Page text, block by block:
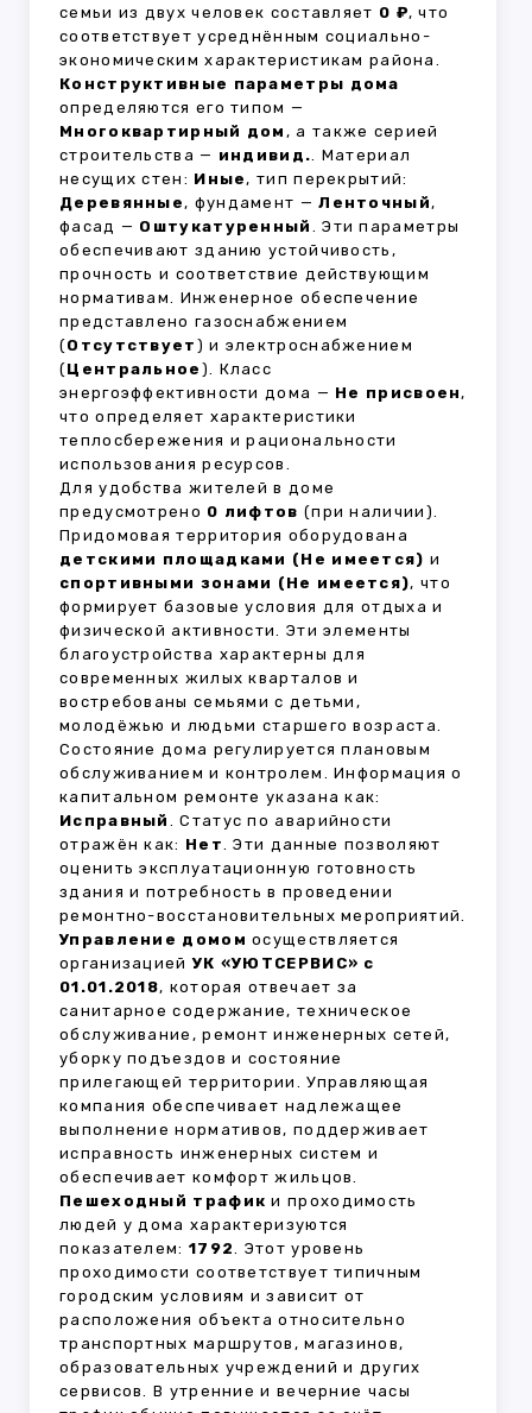
семьи из двух человек составляет 0 ₽, что
соответствует усреднённым социально-
экономическим характеристикам района.
Конструктивные параметры дома
определяются его типом —
Многоквартирный дом , а также серией
строительства — индивид.. Материал
несущих стен: Иные, тип перекрытий:
Деревянные, фундамент —Ленточный,
фасад — Оштукатуренный . Эти параметры
обеспечивают зданию устойчивость,
прочность и соответствие действующим
нормативам. Инженерное обеспечение
представлено газоснабжением
(Отсутствует ) и электроснабжением
(Центральное ). Класс
энергоэффективности дома — Не присвоен,
что определяет характеристики
теплосбережения и рациональности
использования ресурсов.
Для удобства жителей в доме
предусмотрено 0 лифтов (при наличии).
Придомовая территория оборудована
детскими площадками (Не имеется) и
спортивными зонами (Не имеется), что
формирует базовые условия для отдыха и
физической активности. Эти элементы
благоустройства характерны для
современных жилых кварталов и
востребованы семьями с детьми,
молодёжью и людьми старшего возраста.
Состояние дома регулируется плановым
обслуживанием и контролем. Информация о
капитальном ремонте указана как:
Исправный . Статус по аварийности
отражён как: Нет. Эти данные позволяют
оценить эксплуатационную готовность
здания и потребность в проведении
ремонтно-восстановительных мероприятий.
Управление домом осуществляется
организациейУК «УЮТСЕРВИС» с
01.01.2018, которая отвечает за
санитарное содержание, техническое
обслуживание, ремонт инженерных сетей,
уборку подъездов и состояние
прилегающей территории. Управляющая
компания обеспечивает надлежащее
выполнение нормативов, поддерживает
исправность инженерных систем и
обеспечивает комфорт жильцов.
Пешеходный трафик и проходимость
людей у дома характеризуются
показателем: 1792. Этот уровень
проходимости соответствует типичным
городским условиям и зависит от
расположения объекта относительно
транспортных маршрутов, магазинов,
образовательных учреждений и других
сервисов. В утренние и вечерние часы